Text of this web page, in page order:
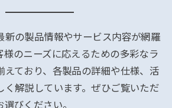
新の製品情報やサービス内容が網羅
様のニーズに応えるための多彩なラ
えており、各製品の詳細や仕様、活
く解説しています。ぜひご覧いただ
びください。